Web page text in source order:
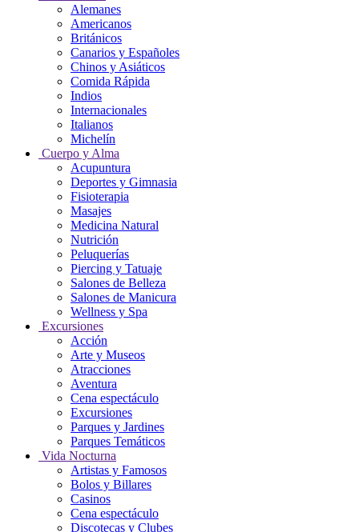
Alemanes
Americanos
Británicos
Canarios y Españoles
Chinos y Asiáticos
Comida Rápida
Indios
Internacionales
Italianos
Michelín
Cuerpo y Alma
Acupuntura
Deportes y Gimnasia
Fisioterapia
Masajes
Medicina Natural
Nutrición
Peluquerías
Piercing y Tatuaje
Salones de Belleza
Salones de Manicura
Wellness y Spa
Excursiones
Acción
Arte y Museos
Atracciones
Aventura
Cena espectáculo
Excursiones
Parques y Jardines
Parques Temáticos
Vida Nocturna
Artistas y Famosos
Bolos y Billares
Casinos
Cena espectáculo
Discotecas y Clubes